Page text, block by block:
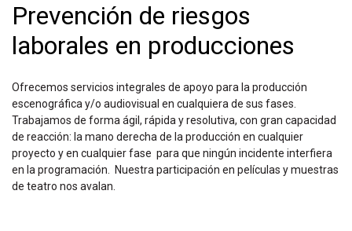
Prevención de riesgos
laborales en producciones
Ofrecemos servicios integrales de apoyo para la producción
escenográfica y/o audiovisual en cualquiera de sus fases.
Trabajamos de forma ágil, rápida y resolutiva, con gran capacidad
de reacción: la mano derecha de la producción en cualquier
proyecto y en cualquier fase para que ningún incidente interfiera
en la programación.
Nuestra participación en películas y muestras
de teatro nos avalan.